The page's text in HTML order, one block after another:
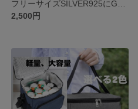
2,500円